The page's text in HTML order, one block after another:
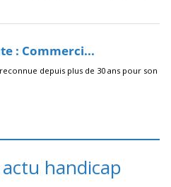
actu handicap